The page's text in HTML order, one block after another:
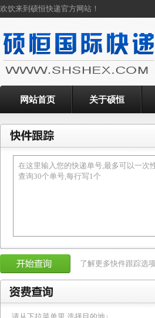
欢饮来到硕恒快递官方网站！
网站首页 关于硕恒
了解更多快件跟踪选